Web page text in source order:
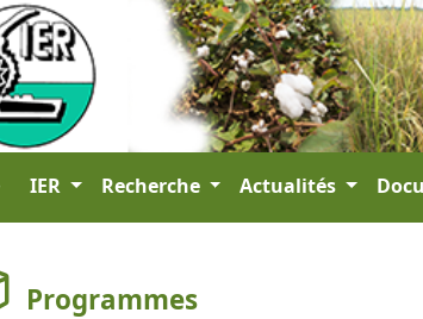
IER Recherche Actualités
Programmes